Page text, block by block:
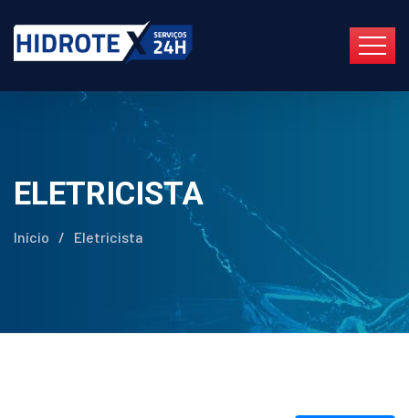
ELETRICISTA
Início / Eletricista